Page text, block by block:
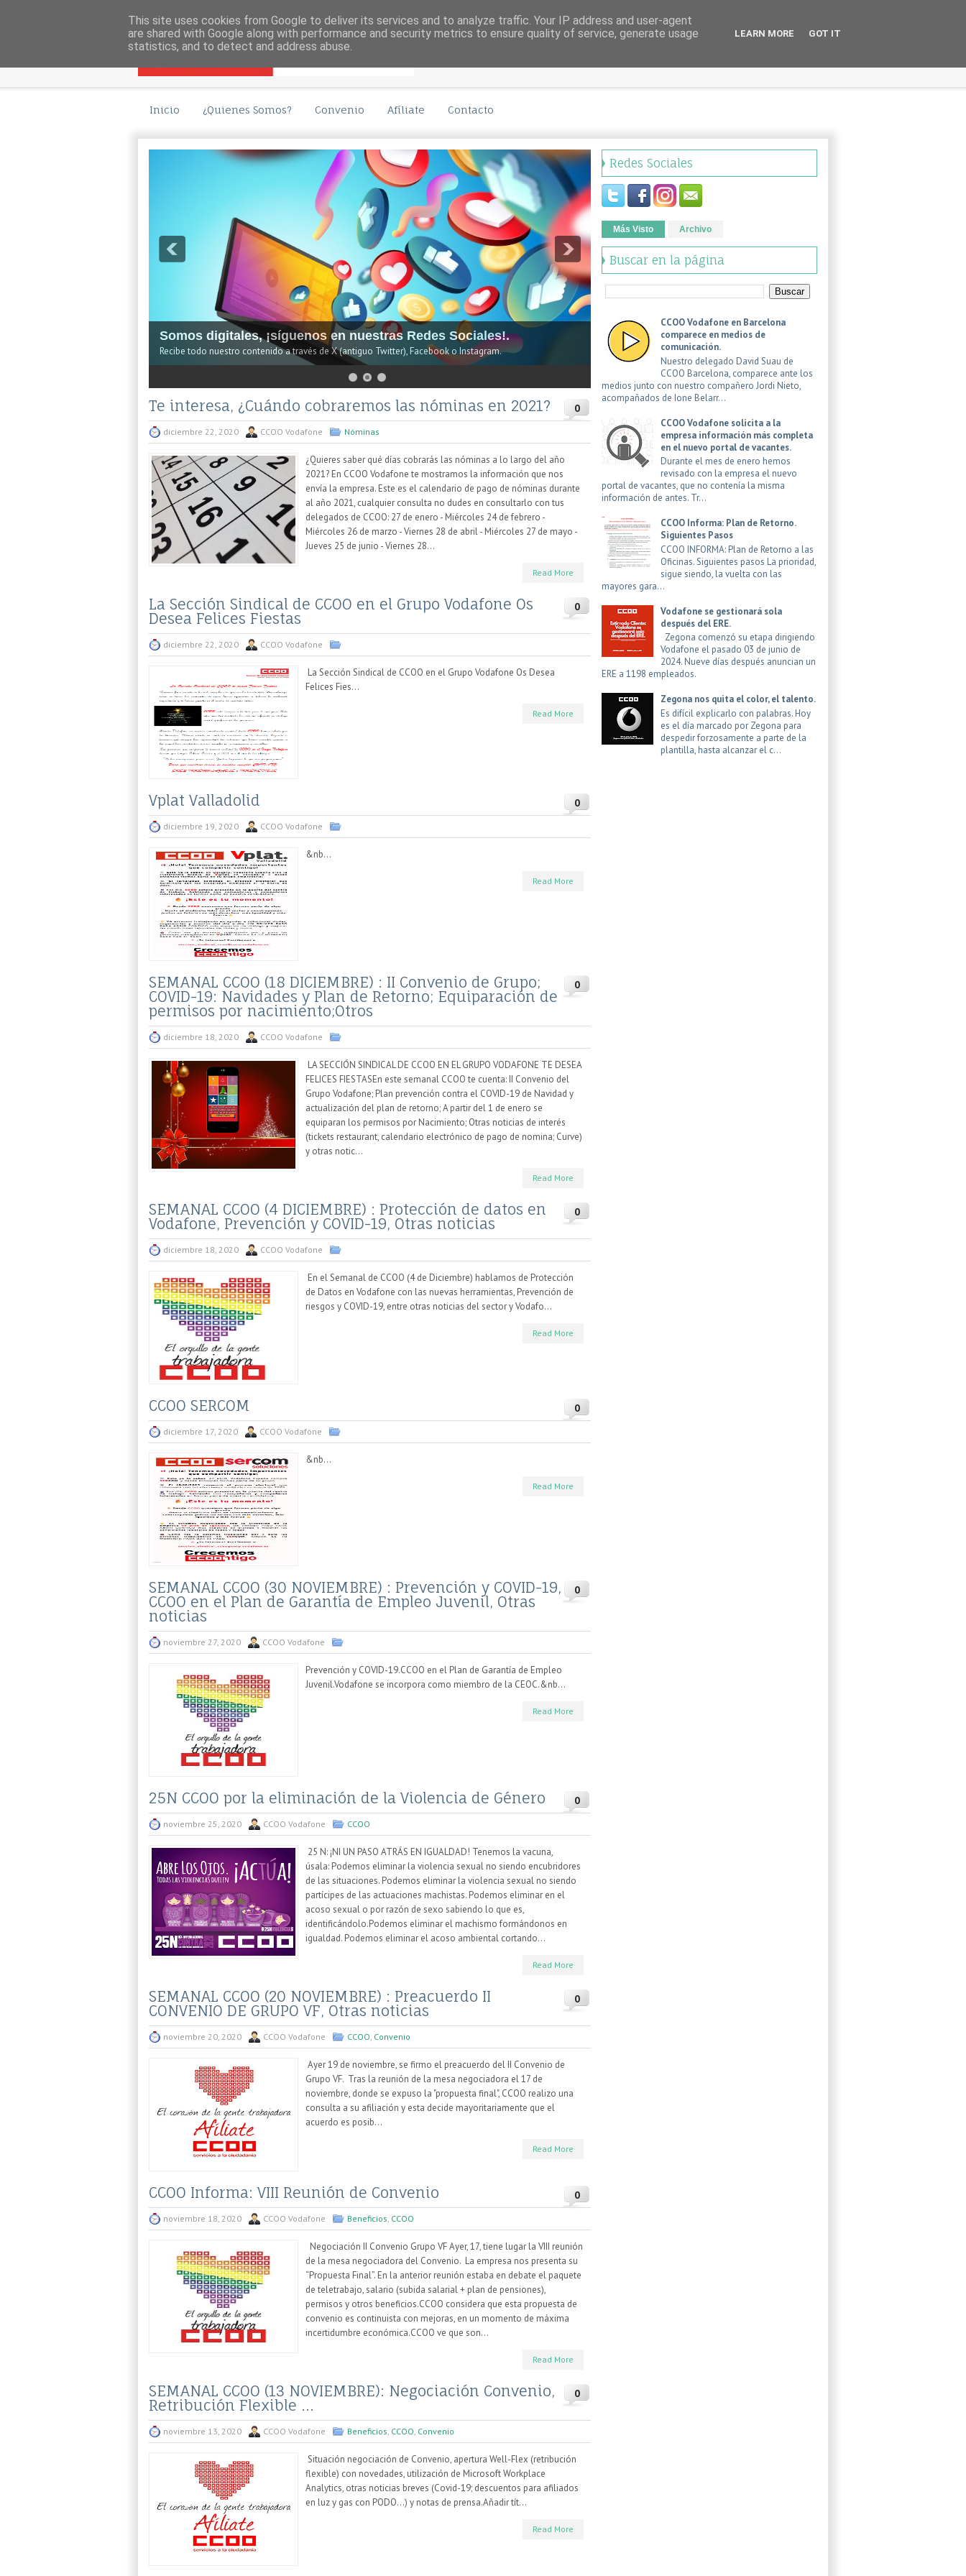
Inicio ¿Quienes Somos? Convenio Afíliate Contacto
Somos digitales, ¡síguenos en nuestras Redes Sociales!.
Recibe todo nuestro contenido a través de X (antiguo Twitter), Facebook o Instagram.
0
Te interesa, ¿Cuándo cobraremos las nóminas en 2021?
diciembre 22, 2020 CCOO Vodafone Nóminas
¿Quieres saber qué días cobrarás las nóminas a lo largo del año
2021? En CCOO Vodafone te mostramos la información que nos
envía la empresa. Este es el calendario de pago de nóminas durante
al año 2021, cualquier consulta no dudes en consultarlo con tus
delegados de CCOO: 27 de enero - Miércoles 24 de febrero -
Miércoles 26 de marzo - Viernes 28 de abril - Miércoles 27 de mayo -
Jueves 25 de junio - Viernes 28...
Read More
0
La Sección Sindical de CCOO en el Grupo Vodafone Os
Desea Felices Fiestas
diciembre 22, 2020 CCOO Vodafone
La Sección Sindical de CCOO en el Grupo Vodafone Os Desea
Felices Fies...
Read More
0
Vplat Valladolid
diciembre 19, 2020 CCOO Vodafone
&nb...
Read More
0
SEMANAL CCOO (18 DICIEMBRE) : II Convenio de Grupo;
COVID-19: Navidades y Plan de Retorno; Equiparación de
permisos por nacimiento;Otros
diciembre 18, 2020 CCOO Vodafone
LA SECCIÓN SINDICAL DE CCOO EN EL GRUPO VODAFONE TE DESEA
FELICES FIESTASEn este semanal CCOO te cuenta: II Convenio del
Grupo Vodafone; Plan prevención contra el COVID-19 de Navidad y
actualización del plan de retorno; A partir del 1 de enero se
equiparan los permisos por Nacimiento; Otras noticias de interés
(tickets restaurant, calendario electrónico de pago de nomina; Curve)
y otras notic...
Read More
0
SEMANAL CCOO (4 DICIEMBRE) : Protección de datos en
Vodafone, Prevención y COVID-19, Otras noticias
diciembre 18, 2020 CCOO Vodafone
En el Semanal de CCOO (4 de Diciembre) hablamos de Protección
de Datos en Vodafone con las nuevas herramientas, Prevención de
riesgos y COVID-19, entre otras noticias del sector y Vodafo...
Read More
0
CCOO SERCOM
diciembre 17, 2020 CCOO Vodafone
&nb...
Read More
0
SEMANAL CCOO (30 NOVIEMBRE) : Prevención y COVID-19,
CCOO en el Plan de Garantía de Empleo Juvenil, Otras
noticias
noviembre 27, 2020 CCOO Vodafone
Prevención y COVID-19.CCOO en el Plan de Garantía de Empleo
Juvenil.Vodafone se incorpora como miembro de la CEOC.&nb...
Read More
0
25N CCOO por la eliminación de la Violencia de Género
noviembre 25, 2020 CCOO Vodafone CCOO
25 N: ¡NI UN PASO ATRÁS EN IGUALDAD! Tenemos la vacuna,
úsala: Podemos eliminar la violencia sexual no siendo encubridores
de las situaciones. Podemos eliminar la violencia sexual no siendo
partícipes de las actuaciones machistas. Podemos eliminar en el
acoso sexual o por razón de sexo sabiendo lo que es,
identificándolo.Podemos eliminar el machismo formándonos en
igualdad. Podemos eliminar el acoso ambiental cortando...
Read More
0
SEMANAL CCOO (20 NOVIEMBRE) : Preacuerdo II
CONVENIO DE GRUPO VF, Otras noticias
noviembre 20, 2020 CCOO Vodafone CCOO, Convenio
Ayer 19 de noviembre, se firmo el preacuerdo del II Convenio de
Grupo VF. Tras la reunión de la mesa negociadora el 17 de
noviembre, donde se expuso la "propuesta final", CCOO realizo una
consulta a su afiliación y esta decide mayoritariamente que el
acuerdo es posib...
Read More
0
CCOO Informa: VIII Reunión de Convenio
noviembre 18, 2020 CCOO Vodafone Beneficios, CCOO
Negociación II Convenio Grupo VF Ayer, 17, tiene lugar la VIII reunión
de la mesa negociadora del Convenio. La empresa nos presenta su
“Propuesta Final”. En la anterior reunión estaba en debate el paquete
de teletrabajo, salario (subida salarial + plan de pensiones),
permisos y otros beneficios.CCOO considera que esta propuesta de
convenio es continuista con mejoras, en un momento de máxima
incertidumbre económica.CCOO ve que son...
Read More
0
SEMANAL CCOO (13 NOVIEMBRE): Negociación Convenio,
Retribución Flexible ...
noviembre 13, 2020 CCOO Vodafone Beneficios, CCOO, Convenio
Situación negociación de Convenio, apertura Well-Flex (retribución
flexible) con novedades, utilización de Microsoft Workplace
Analytics, otras noticias breves (Covid-19; descuentos para afiliados
en luz y gas con PODO...) y notas de prensa.Añadir tít...
Read More
Redes Sociales
Más Visto Archivo
Buscar en la página
CCOO Vodafone en Barcelona
comparece en medios de
comunicación.
Nuestro delegado David Suau de
CCOO Barcelona, comparece ante los
medios junto con nuestro compañero Jordi Nieto,
acompañados de Ione Belarr...
CCOO Vodafone solicita a la
empresa información más completa
en el nuevo portal de vacantes.
Durante el mes de enero hemos
revisado con la empresa el nuevo
portal de vacantes, que no contenía la misma
información de antes. Tr...
CCOO Informa: Plan de Retorno.
Siguientes Pasos
CCOO INFORMA: Plan de Retorno a las
Oficinas. Siguientes pasos La prioridad,
sigue siendo, la vuelta con las
mayores gara...
Vodafone se gestionará sola
después del ERE.
Zegona comenzó su etapa dirigiendo
Vodafone el pasado 03 de junio de
2024. Nueve días después anuncian un
ERE a 1198 empleados.
Zegona nos quita el color, el talento.
Es difícil explicarlo con palabras. Hoy
es el día marcado por Zegona para
despedir forzosamente a parte de la
plantilla, hasta alcanzar el c...
This site uses cookies from Google to deliver its services and to analyze traffic. Your IP address and user-agent
are shared with Google along with performance and security metrics to ensure quality of service, generate usage
statistics, and to detect and address abuse.
LEARN MORE GOT IT